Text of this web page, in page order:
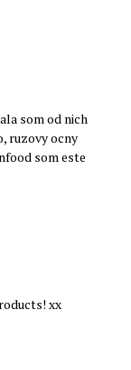
som od nich
ruzovy ocny
som este
xx